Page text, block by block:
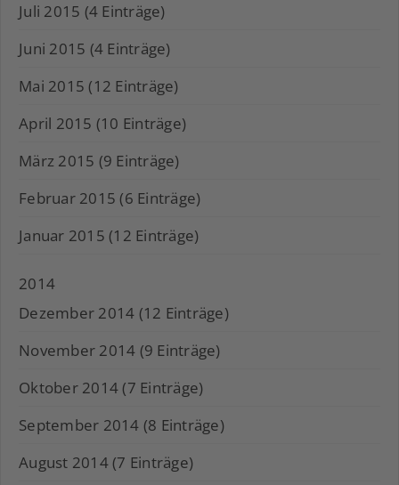
Juli 2015 (4 Einträge)
Juni 2015 (4 Einträge)
Mai 2015 (12 Einträge)
April 2015 (10 Einträge)
März 2015 (9 Einträge)
Februar 2015 (6 Einträge)
Januar 2015 (12 Einträge)
2014
Dezember 2014 (12 Einträge)
November 2014 (9 Einträge)
Oktober 2014 (7 Einträge)
September 2014 (8 Einträge)
August 2014 (7 Einträge)